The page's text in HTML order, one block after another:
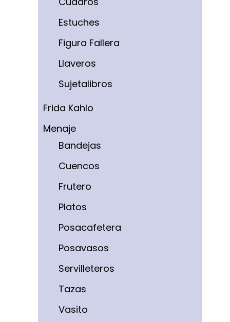
Estuches
Figura Fallera
Llaveros
Sujetalibros
Frida Kahlo
Menaje
Bandejas
Cuencos
Frutero
Platos
Posacafetera
Posavasos
Servilleteros
Tazas
Vasito